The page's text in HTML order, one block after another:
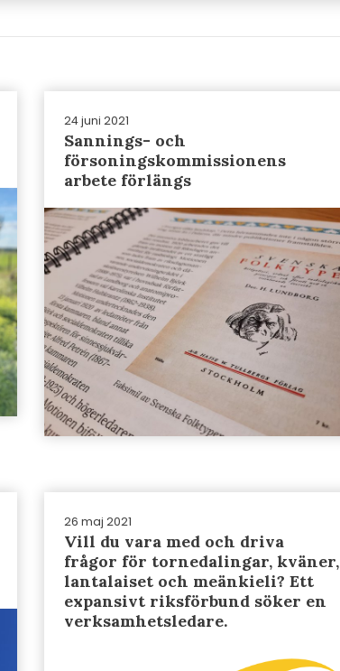
24 juni 2021
Sannings- och
försoningskommissionens
arbete förlängs
26 maj 2021
Vill du vara med och driva
frågor för tornedalingar, kväner,
lantalaiset och meänkieli? Ett
expansivt riksförbund söker en
verksamhetsledare.